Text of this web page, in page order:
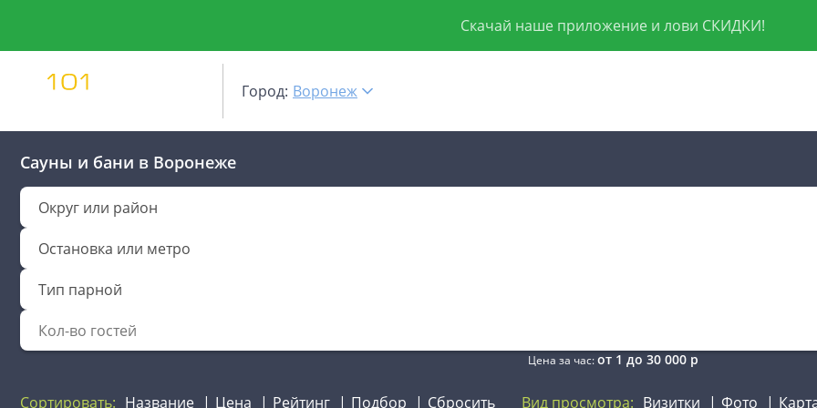
Скачай наше приложение и лови СКИДКИ!
Город: Воронеж
Сауны и бани в Воронеже
Округ или район
Остановка или метро
Тип парной
Цена за час:от 1 до 30 000р
Сортировать: Название Цена Рейтинг Подбор Сбросить Вид просмотра: Визитки Фото